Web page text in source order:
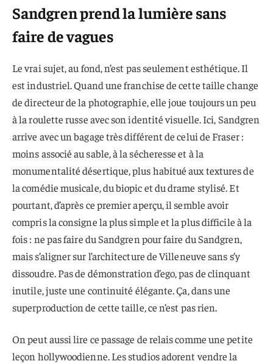
Sandgren prend la lumière sans
faire de vagues
Le vrai sujet, au fond, n’est pas seulement esthétique. Il
est industriel. Quand une franchise de cette taille change
de directeur de la photographie, elle joue toujours un peu
à la roulette russe avec son identité visuelle. Ici, Sandgren
arrive avec un bagage très différent de celui de Fraser :
moins associé au sable, à la sécheresse et à la
monumentalité désertique, plus habitué aux textures de
la comédie musicale, du biopic et du drame stylisé. Et
pourtant, d’après ce premier aperçu, il semble avoir
compris la consigne la plus simple et la plus difficile à la
fois : ne pas faire du Sandgren pour faire du Sandgren,
mais s’aligner sur l’architecture de Villeneuve sans s’y
dissoudre. Pas de démonstration d’ego, pas de clinquant
inutile, juste une continuité élégante. Ça, dans une
superproduction de cette taille, ce n’est pas rien.
On peut aussi lire ce passage de relais comme une petite
leçon hollywoodienne. Les studios adorent vendre la